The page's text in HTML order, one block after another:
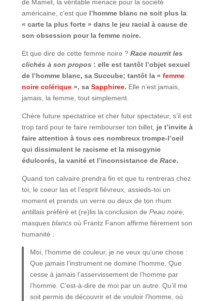
de Mamet, la véritable menace pour la société
américaine, c’est que l’homme blanc ne soit plus la
« carte la plus forte » dans le jeu racial à cause de
son obsession pour la femme noire.
Et que dire de cette femme noire ? Race nourrit les
clichés à son propos : elle est tantôt l’objet sexuel
de l’homme blanc, sa Succube; tantôt la « femme
noire colérique», sa Sapphiree. Elle n’est jamais,
jamais, la femme, tout simplement.
Chère future spectatrice et cher futur spectateur, s’il est
trop tard pour te faire rembourser ton billet, je t’invite à
faire attention à tous ces nombreux trompe-l’oeil
qui dissimulent le racisme et la misogynie
édulcorés, la vanité et l’inconsistance de Race.
Quand ton calvaire prendra fin et que tu rentreras chez
toi, le coeur las et l’esprit fiévreux, assieds-toi un
moment et prends un verre ou deux de ton rhum
antillais préféré et (re)lis la conclusion de Peau noire,
masques blancsoù Frantz Fanon affirme fièrement son
humanité :
Moi, l’homme de couleur, je ne veux qu’une chose :
Que jamais l’instrument ne domine l’homme. Que
cesse à jamais l’asservissement de l’homme par
l’homme. C’est-à-dire de moi par un autre. Qu’il me
soit permis de découvrir et de vouloir l’homme, où